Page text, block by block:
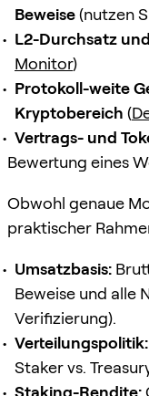
Beweise(nutzen
L2-Durchsatz
Monitor)
Protokoll-weite
Kryptobereich (
Vertrags- und
Bewertung eines
Obwohl genaue
praktischer
Umsatzbasis:
Beweise und alle
Verifizierung).
Verteilungspolitik:
Staker vs.
Staking-Rendite: